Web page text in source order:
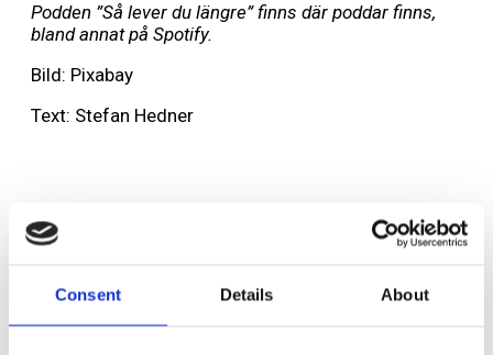
Consent Details About
Podden ”Så lever du längre” finns där poddar finns,
bland annat på Spotify.
Bild: Pixabay
Text: Stefan Hedner
Lämna ett svar
märkta*
Kommentar*